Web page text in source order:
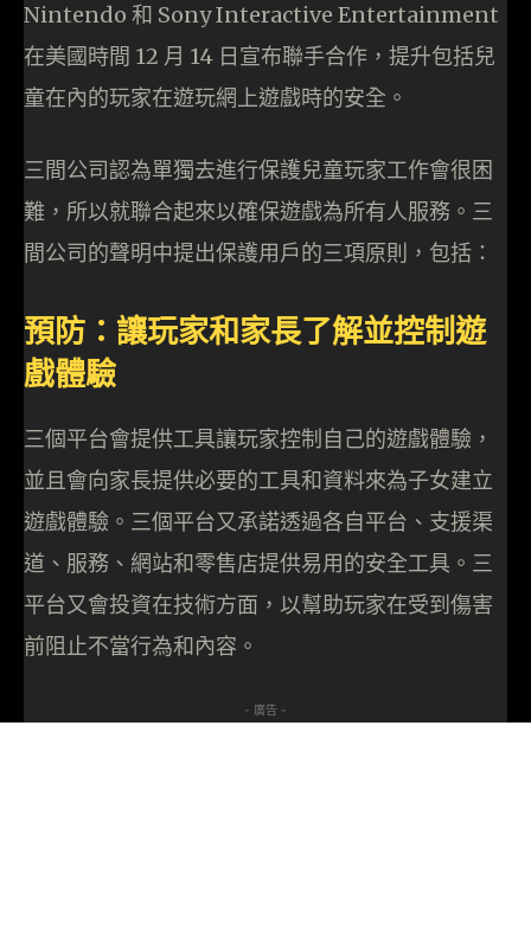
Nintendo 和 Sony Interactive Entertainment
在美國時間 12 月 14 日宣布聯手合作，提升包括兒
童在內的玩家在遊玩網上遊戲時的安全。
三間公司認為單獨去進行保護兒童玩家工作會很困
難，所以就聯合起來以確保遊戲為所有人服務。三
間公司的聲明中提出保護用戶的三項原則，包括：
預防：讓玩家和家長了解並控制遊
戲體驗
三個平台會提供工具讓玩家控制自己的遊戲體驗，
並且會向家長提供必要的工具和資料來為子女建立
遊戲體驗。三個平台又承諾透過各自平台、支援渠
道、服務、網站和零售店提供易用的安全工具。三
平台又會投資在技術方面，以幫助玩家在受到傷害
前阻止不當行為和內容。
- 廣告 -